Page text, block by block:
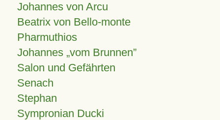
Johannes von Arcu
Beatrix von Bello-monte
Pharmuthios
Johannes vom Brunnen
Salon und Gefährten
Senach
Stephan
Sympronian Ducki